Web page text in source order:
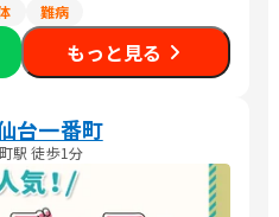
難病
もっと見る
台一番町
駅 徒歩1分